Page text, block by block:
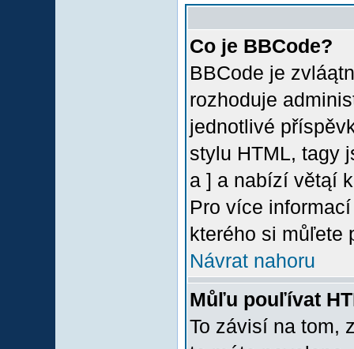
Co je BBCode?
BBCode je
rozhoduje
jednotlivé
stylu HTML, tagy
a ] a nabízí větąí
Pro více
kterého si můľete
Návrat nahoru
Můľu pouľívat
To závisí na tom,